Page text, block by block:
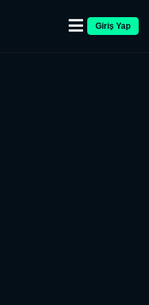
Giriş Yap